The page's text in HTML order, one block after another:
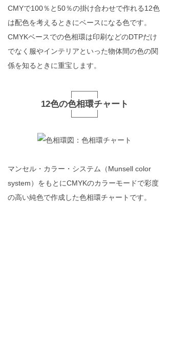
CMYで100％と50％の掛け合わせで作れる12色
は配色を考えるときにベースになる色です。
CMYKベースでの色相環は印刷などのDTPだけ
でなく服やインテリアといった物体間の色の関
係を知るときに重宝します。
12色の色相環チャート
マンセル・カラー・システム（Munsell color
system）をもとにCMYKのカラーモードで彩度
の高い純色で作成した色相環チャートです。